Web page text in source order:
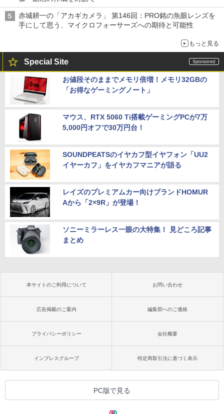
赤城耕一の「アカギカメラ」 第146回：PRO銘の魚眼レンズを
手にして思う、マイクロフォーサーズへの期待と可能性
もっと見る
Special Site
お値段そのままでメモリ倍増！メモリ32GBの
「お得なゲーミングノート」
マウス、RTX 5060 Ti搭載ゲーミングPCが7万
5,000円オフで30万円台！
SOUNDPEATSのイヤカフ型イヤフォン「UU2
イヤーカフ」をイヤカフマニアが語る
レイズのプレミアムカー向けブランドHOMUR
Aから「2×9R」が登場！
ソニーミラーレス一眼の大特集！ 見どころ記事
まとめ
本サイトのご利用について お問い合わせ
広告掲載のご案内 編集部へのご連絡
プライバシーポリシー 会社概要
インプレスグループ 特定商取引法に基づく表示
PC版で見る